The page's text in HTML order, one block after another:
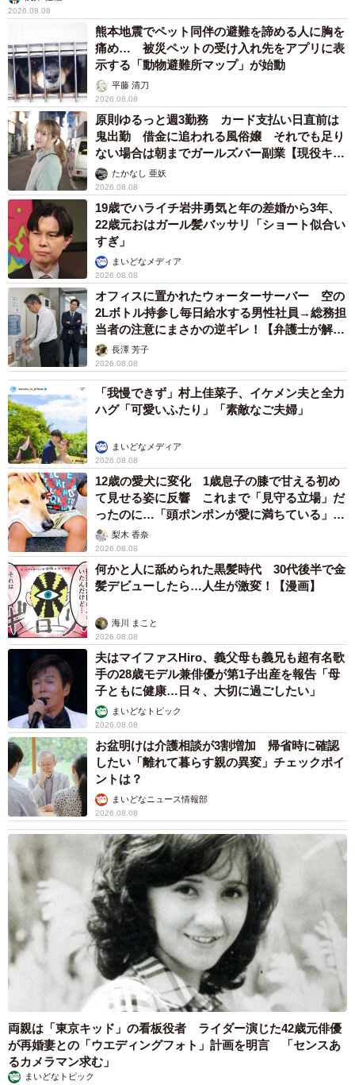
2026.08.08
熊本地震でペット同伴の避難を諦める人に胸を
痛め… 被災ペットの受け入れ先をアプリに表
示する「動物避難所マップ」が始動
平藤 清刀
2026.08.08
原則ゆるっと週3勤務 カード支払い日直前は
鬼出勤 借金に追われる風俗嬢 それでも足り
ない場合は朝までガールズバー副業【現役キャ
ストに取材】
たかなし 亜妖
2026.08.08
19歳でハライチ岩井勇気と年の差婚から3年、
22歳元おはガール髪バッサリ「ショート似合い
すぎ」
まいどなメディア
2026.08.08
オフィスに置かれたウォーターサーバー 空の
2Lボトル持参し毎日給水する男性社員→総務担
当者の注意にまさかの逆ギレ！【弁護士が解
説】長澤 芳子
2026.08.08
「我慢できず」村上佳菜子、イケメン夫と全力
ハグ「可愛いふたり」「素敵なご夫婦」
まいどなメディア
2026.08.08
12歳の愛犬に変化 1歳息子の膝で甘える初め
て見せる姿に反響 これまで「見守る立場」だ
ったのに…「頭ポンポンが愛に満ちている」
「尊…」
梨木 香奈
2026.08.08
何かと人に舐められた黒髪時代 30代後半で金
髪デビューしたら…人生が激変！【漫画】
海川 まこと
2026.08.08
夫はマイファスHiro、義父母も義兄も超有名歌
手の28歳モデル兼俳優が第1子出産を報告「母
子ともに健康…日々、大切に過ごしたい」
まいどなトピック
2026.08.08
お盆明けは介護相談が3割増加 帰省時に確認
したい「離れて暮らす親の異変」チェックポイ
ントは？
まいどなニュース情報部
2026.08.08
両親は「東京キッド」の看板役者 ライダー演じた42歳元俳優
が再婚妻との「ウエディングフォト」計画を明言 「センスあ
るカメラマン求む」
まいどなトピック